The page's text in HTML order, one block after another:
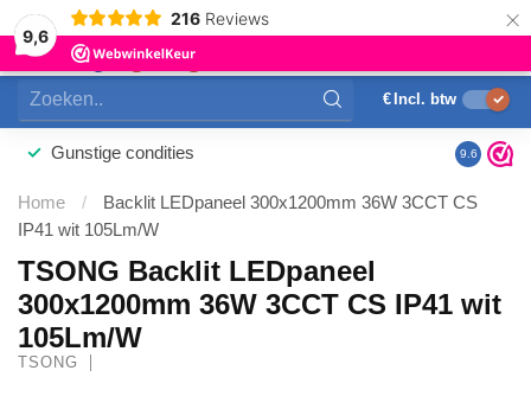
9,6
216 Reviews ×
MENU
0
€ Incl. btw
Gunstige condities 9.6
Home /
Backlit LEDpaneel 300x1200mm 36W 3CCT CS
IP41 wit 105Lm/W
TSONG Backlit LEDpaneel
300x1200mm 36W 3CCT CS IP41 wit
105Lm/W
TSONG